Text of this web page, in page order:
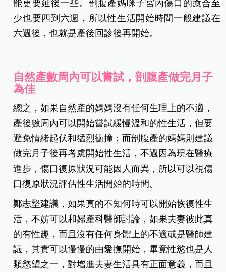
能更要延後一些。剖腹產媽咪子宮內傷口的癒合至
少也要四到六週，所以性生活開始時間一般建議在
六週後，也就是產後回診後再開始。
自然產數周內可以嘗試，剖腹產做完月子
為佳
總之，如果自然產的媽媽沒有任何生理上的不適，
產後數周內可以開始嘗試緩慢溫和的性生活，但要
避免情緒起伏和猛烈衝撞；而剖腹產的媽媽則建議
做完月子後再考慮開始性生活，不過因為現在醫療
進步，傷口復原狀況可能因人而異，所以可以視傷
口復原狀況評估性生活開始的時間。
鄭志堅建議，如果真的不知何時可以開始恢復性生
活，不妨可以和婦產科醫師討論，如果夫妻彼此真
的有性趣，而且沒有任何身體上的不適或是醫師建
議，其實可以慢慢的由愛撫開始，畢竟性慾也是人
類慾望之一，對增進夫妻生活具有正面意義，而且